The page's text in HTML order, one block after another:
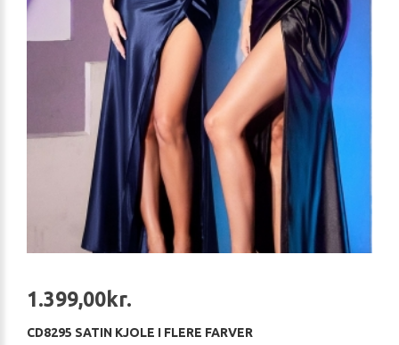
1.399,00kr.
CD8295 SATIN KJOLE I FLERE FARVER